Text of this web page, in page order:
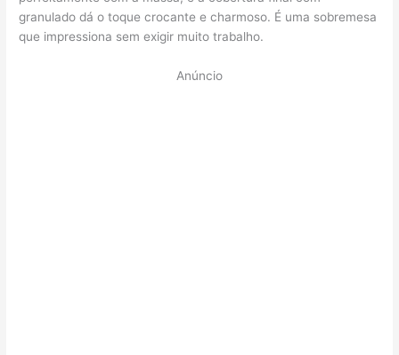
granulado dá o toque crocante e charmoso. É uma sobremesa
que impressiona sem exigir muito trabalho.
Anúncio